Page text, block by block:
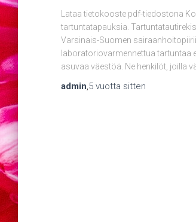
Lataa tietokooste pdf-tiedostona
tartuntatapauksia.
Varsinais-Suomen
laboratoriovarmennettua tartuntaa
asuvaa väestöä. Ne henkilöt, joilla
admin,5 vuotta sitten